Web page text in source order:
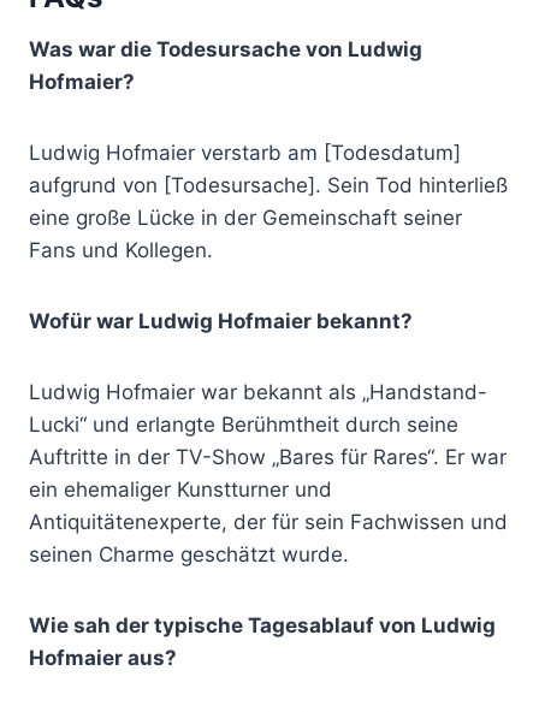
Was war die Todesursache von Ludwig
Hofmaier?
Ludwig Hofmaier verstarb am [Todesdatum]
aufgrund von [Todesursache]. Sein Tod hinterließ
eine große Lücke in der Gemeinschaft seiner
Fans und Kollegen.
Wofür war Ludwig Hofmaier bekannt?
Ludwig Hofmaier war bekannt als „Handstand-
Lucki“ und erlangte Berühmtheit durch seine
Auftritte in der TV-Show „Bares für Rares“. Er war
ein ehemaliger Kunstturner und
Antiquitätenexperte, der für sein Fachwissen und
seinen Charme geschätzt wurde.
Wie sah der typische Tagesablauf von Ludwig
Hofmaier aus?